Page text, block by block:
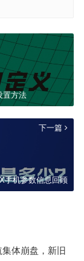
置方法
下一篇
手机参数信息回顾
体崩盘，新旧